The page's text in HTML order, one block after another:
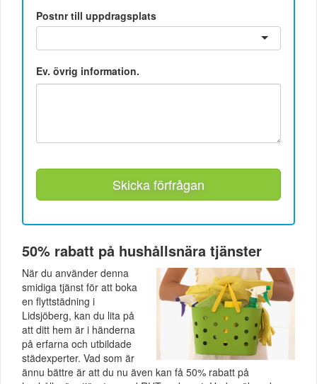
Postnr till uppdragsplats
Ev. övrig information.
Skicka förfrågan
50% rabatt på hushållsnära tjänster
När du använder denna
smidiga tjänst för att boka
en flyttstädning i
Lidsjöberg, kan du lita på
att ditt hem är i händerna
på erfarna och utbildade
städexperter. Vad som är
ännu bättre är att du nu även kan få 50% rabatt på